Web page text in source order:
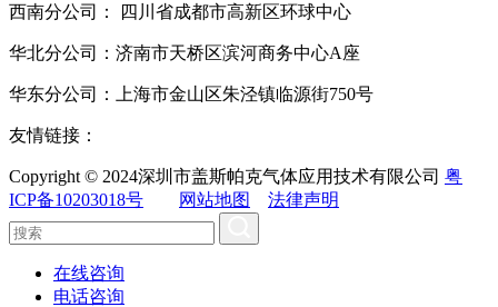
西南分公司： 四川省成都市高新区环球中心
华北分公司：济南市天桥区滨河商务中心A座
华东分公司：上海市金山区朱泾镇临源街750号
友情链接：
Copyright © 2024深圳市盖斯帕克气体应用技术有限公司 粤
ICP备10203018号
网站地图 法律声明
在线咨询
电话咨询